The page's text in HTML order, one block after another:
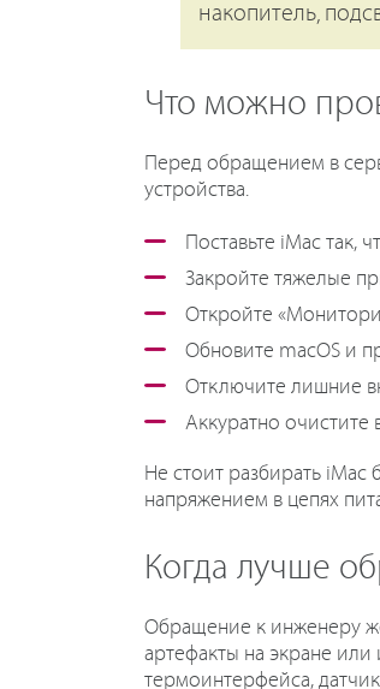
накопитель,
Что можно
Перед обращением в
устройства.
Поставьте iMac так,
Закройте тяжелые
Откройте
Обновите macOS и
Отключите лишние
Аккуратно
Не стоит разбирать
напряжением в цепях
Когда лучше
Обращение к инженеру
артефакты на экране
термоинтерфейса,